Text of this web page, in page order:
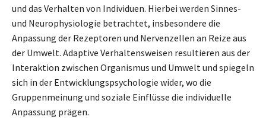
und das Verhalten von Individuen. Hierbei werden Sinnes-
und Neurophysiologie betrachtet, insbesondere die
Anpassung der Rezeptoren und Nervenzellen an Reize aus
der Umwelt. Adaptive Verhaltensweisen resultieren aus der
Interaktion zwischen Organismus und Umwelt und spiegeln
sich in der Entwicklungspsychologie wider, wo die
Gruppenmeinung und soziale Einflüsse die individuelle
Anpassung prägen.